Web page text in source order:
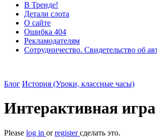
В Тренде!
Детали слота
О сайте
Ошибка 404
Рекламодателям
Сотрудничество. Свидетельство об
Блог История (Уроки, классные часы)
Интерактивная
Please log in orregisterсделать это.